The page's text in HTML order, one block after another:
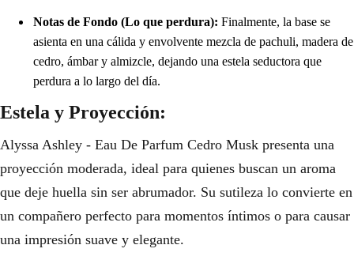
Notas de Fondo (Lo que perdura): Finalmente, la base se
asienta en una cálida y envolvente mezcla de pachuli, madera de
cedro, ámbar y almizcle, dejando una estela seductora que
perdura a lo largo del día.
Estela y Proyección:
Alyssa Ashley - Eau De Parfum Cedro Musk presenta una
proyección moderada, ideal para quienes buscan un aroma
que deje huella sin ser abrumador. Su sutileza lo convierte en
un compañero perfecto para momentos íntimos o para causar
una impresión suave y elegante.